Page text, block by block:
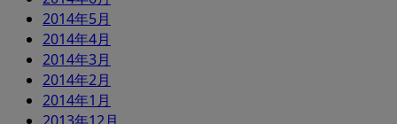
2014年5月
2014年4月
2014年3月
2014年2月
2014年1月